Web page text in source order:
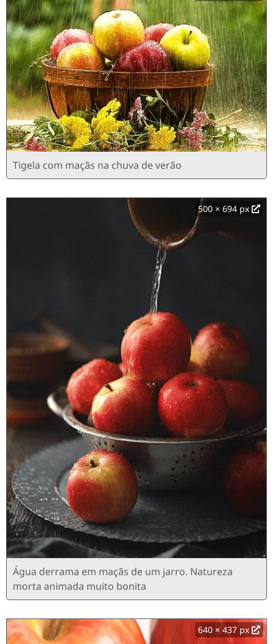
Tigela com maçãs na chuva de verão
500 × 694 px
Água derrama em maçãs de um jarro. Natureza
morta animada muito bonita
640 × 437 px